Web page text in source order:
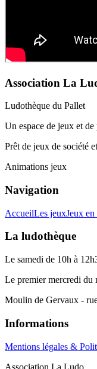
Association La
Ludothèque du Pallet
Un espace de jeux et de
Prêt de jeux de société
Animations jeux
Navigation
AccueilLes jeuxJeux en
La ludothèque
Le samedi de 10h à
Le premier mercredi du
Moulin de Gervaux -
Informations
Mentions légales &
Association La Ludo